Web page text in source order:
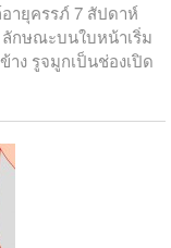
ายุครรภ์ 7 สัปดาห์
กษณะบนใบหน้าเริ่ม
ง รูจมูกเป็นช่องเปิด